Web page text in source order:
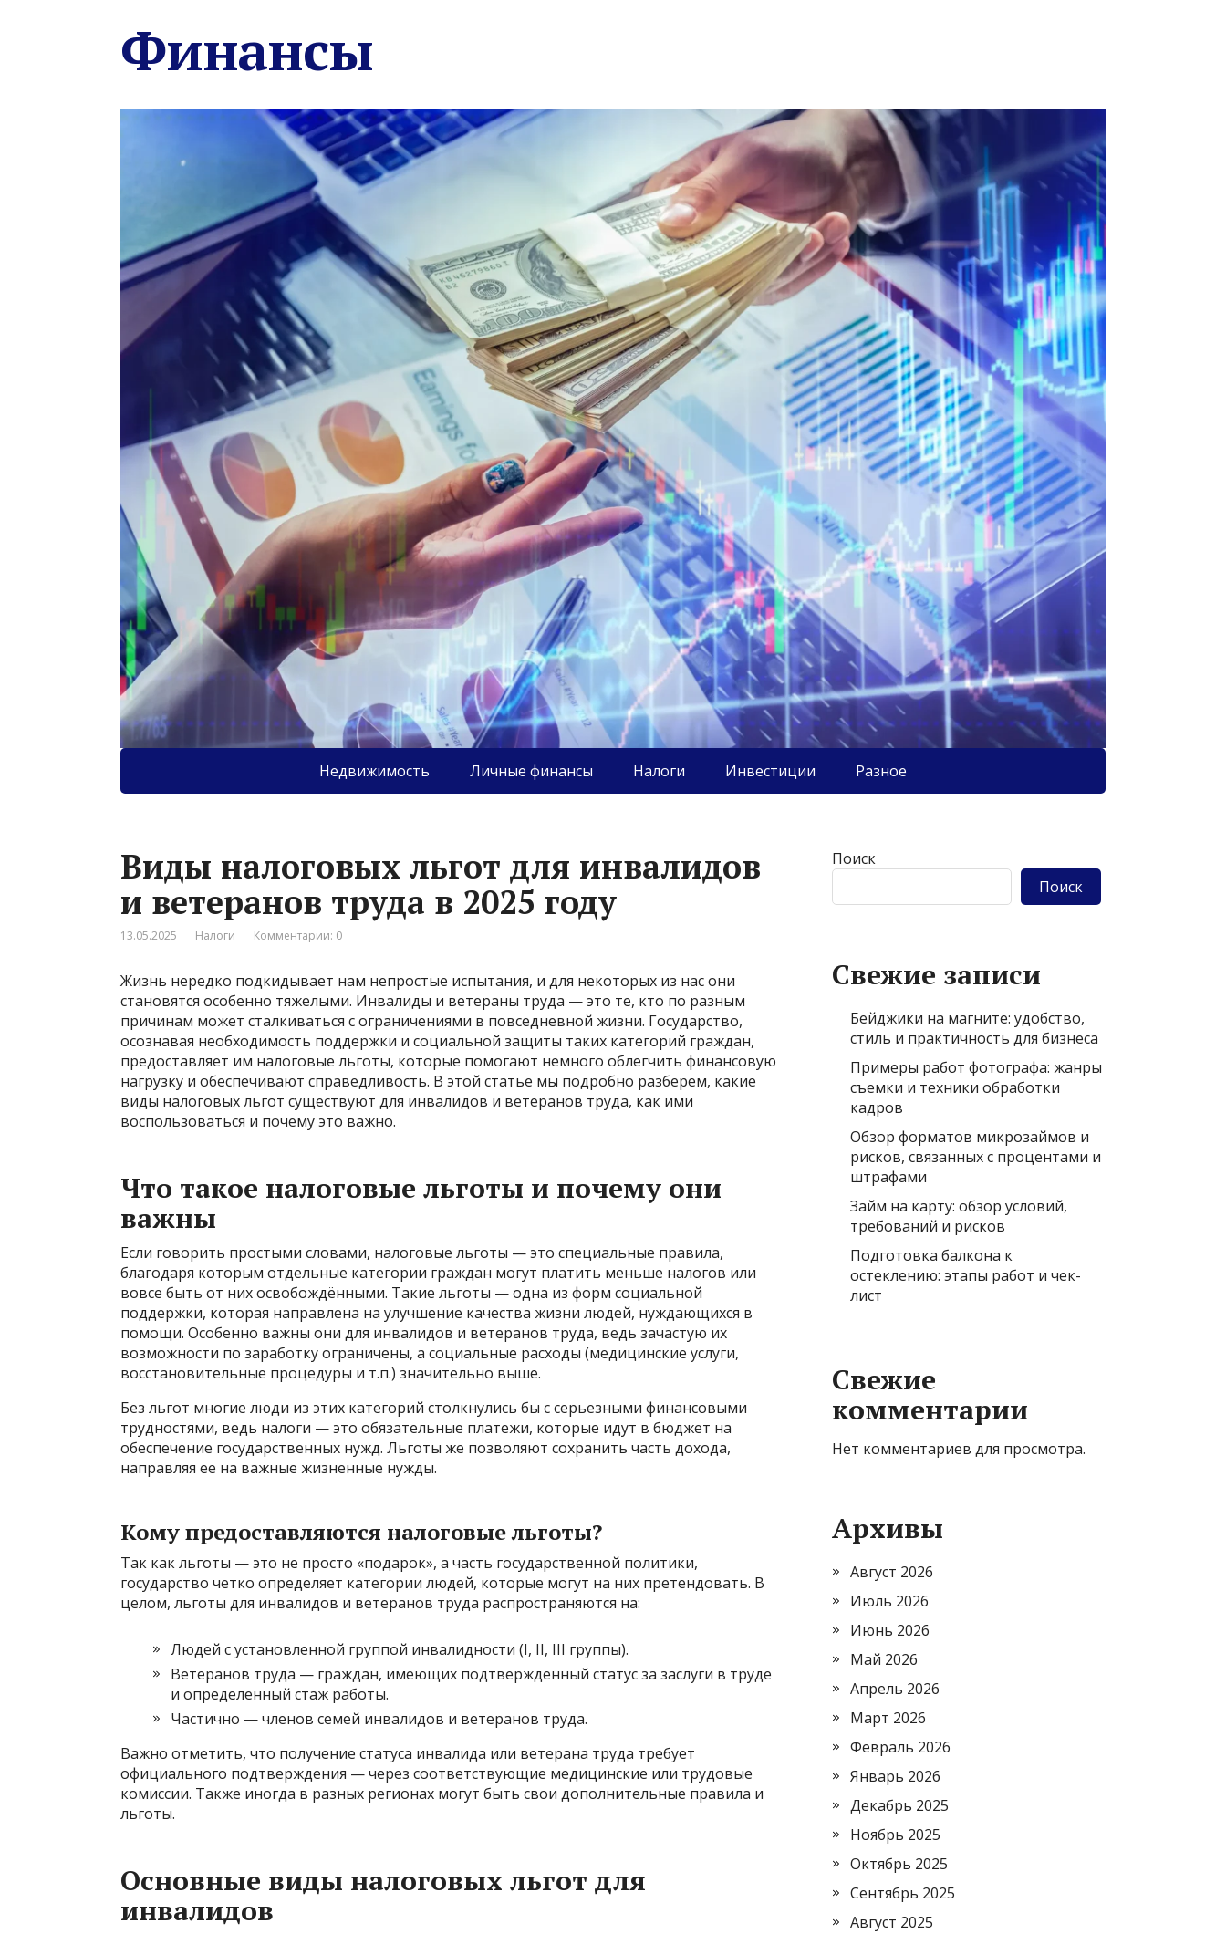
Финансы
Недвижимость Личные финансы Налоги Инвестиции Разное
Виды налоговых льгот для инвалидов
и ветеранов труда в 2025 году
13.05.2025 Налоги Комментарии: 0
Жизнь нередко подкидывает нам непростые испытания, и для некоторых из нас они
становятся особенно тяжелыми. Инвалиды и ветераны труда — это те, кто по разным
причинам может сталкиваться с ограничениями в повседневной жизни. Государство,
осознавая необходимость поддержки и социальной защиты таких категорий граждан,
предоставляет им налоговые льготы, которые помогают немного облегчить финансовую
нагрузку и обеспечивают справедливость. В этой статье мы подробно разберем, какие
виды налоговых льгот существуют для инвалидов и ветеранов труда, как ими
воспользоваться и почему это важно.
Что такое налоговые льготы и почему они
важны
Если говорить простыми словами, налоговые льготы — это специальные правила,
благодаря которым отдельные категории граждан могут платить меньше налогов или
вовсе быть от них освобождёнными. Такие льготы — одна из форм социальной
поддержки, которая направлена на улучшение качества жизни людей, нуждающихся в
помощи. Особенно важны они для инвалидов и ветеранов труда, ведь зачастую их
возможности по заработку ограничены, а социальные расходы (медицинские услуги,
восстановительные процедуры и т.п.) значительно выше.
Без льгот многие люди из этих категорий столкнулись бы с серьезными финансовыми
трудностями, ведь налоги — это обязательные платежи, которые идут в бюджет на
обеспечение государственных нужд. Льготы же позволяют сохранить часть дохода,
направляя ее на важные жизненные нужды.
Кому предоставляются налоговые льготы?
Так как льготы — это не просто «подарок», а часть государственной политики,
государство четко определяет категории людей, которые могут на них претендовать. В
целом, льготы для инвалидов и ветеранов труда распространяются на:
Людей с установленной группой инвалидности (I, II, III группы).
Ветеранов труда — граждан, имеющих подтвержденный статус за заслуги в труде
и определенный стаж работы.
Частично — членов семей инвалидов и ветеранов труда.
Важно отметить, что получение статуса инвалида или ветерана труда требует
официального подтверждения — через соответствующие медицинские или трудовые
комиссии. Также иногда в разных регионах могут быть свои дополнительные правила и
льготы.
Основные виды налоговых льгот для
инвалидов
Поиск
Поиск
Свежие записи
Бейджики на магните: удобство,
стиль и практичность для бизнеса
Примеры работ фотографа: жанры
съемки и техники обработки
кадров
Обзор форматов микрозаймов и
рисков, связанных с процентами и
штрафами
Займ на карту: обзор условий,
требований и рисков
Подготовка балкона к
остеклению: этапы работ и чек-
лист
Свежие
комментарии
Нет комментариев для просмотра.
Архивы
Август 2026
Июль 2026
Июнь 2026
Май 2026
Апрель 2026
Март 2026
Февраль 2026
Январь 2026
Декабрь 2025
Ноябрь 2025
Октябрь 2025
Сентябрь 2025
Август 2025